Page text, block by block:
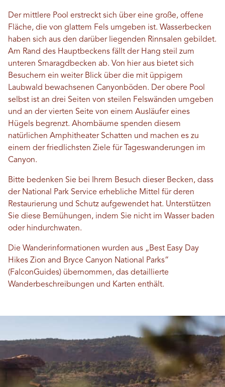
Der mittlere Pool erstreckt sich über eine große, offene
Fläche, die von glattem Fels umgeben ist. Wasserbecken
haben sich aus den darüber liegenden Rinnsalen gebildet.
Am Rand des Hauptbeckens fällt der Hang steil zum
unteren Smaragdbecken ab. Von hier aus bietet sich
Besuchern ein weiter Blick über die mit üppigem
Laubwald bewachsenen Canyonböden. Der obere Pool
selbst ist an drei Seiten von steilen Felswänden umgeben
und an der vierten Seite von einem Ausläufer eines
Hügels begrenzt. Ahornbäume spenden diesem
natürlichen Amphitheater Schatten und machen es zu
einem der friedlichsten Ziele für Tageswanderungen im
Canyon.
Bitte bedenken Sie bei Ihrem Besuch dieser Becken, dass
der National Park Service erhebliche Mittel für deren
Restaurierung und Schutz aufgewendet hat. Unterstützen
Sie diese Bemühungen, indem Sie nicht im Wasser baden
oder hindurchwaten.
Die Wanderinformationen wurden aus „Best Easy Day
Hikes Zion and Bryce Canyon National Parks“
(FalconGuides) übernommen, das detaillierte
Wanderbeschreibungen und Karten enthält.